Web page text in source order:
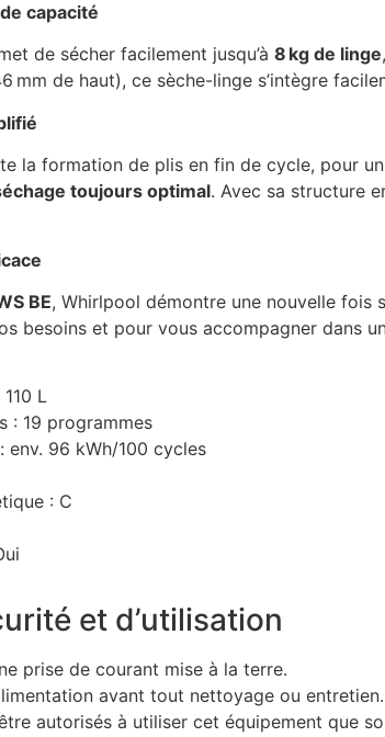
capacité
de sécher facilement jusqu’à 8 kg de linge
mm de haut), ce sèche-linge s’intègre
la formation de plis en fin de cycle, pour un
toujours optimal. Avec sa structure
BE, Whirlpool démontre une nouvelle fois
besoins et pour vous accompagner dans
L
: 19 programmes
env. 96 kWh/100 cycles
: C
et d’utilisation
prise de courant mise à la terre.
avant tout nettoyage ou entretien.
autorisés à utiliser cet équipement que